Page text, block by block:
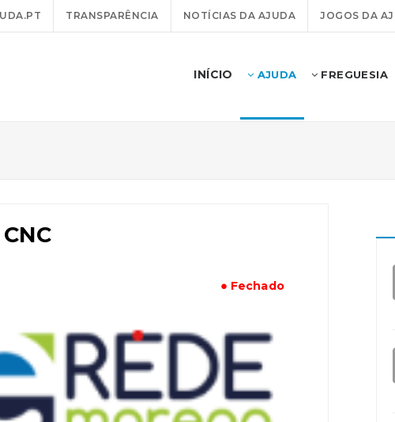
TRANSPARÊNCIA NOTÍCIAS DA AJUDA JOGOS DA
INÍCIO AJUDA FREGUESIA
● Fechado